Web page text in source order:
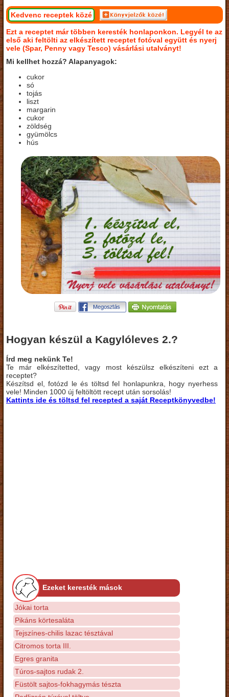
Kedvenc receptek közé
Ezt a receptet már többen keresték honlaponkon. Legyél te az
első aki feltölti az elkészített receptet fotóval együtt és nyerj
vele (Spar, Penny vagy Tesco) vásárlási utalványt!
Mi kellhet hozzá? Alapanyagok:
cukor
só
tojás
liszt
margarin
cukor
zöldség
gyümölcs
hús
Hogyan készül a Kagylóleves 2.?
Írd meg nekünk Te!
Te már elkészítetted, vagy most készülsz elkészíteni ezt a
receptet?
Készítsd el, fotózd le és töltsd fel honlapunkra, hogy nyerhess
vele! Minden 1000 új feltöltött recept után sorsolás!
Kattints ide és töltsd fel recepted a saját Receptkönyvedbe!
Ezeket keresték mások
Jókai torta
Pikáns körtesaláta
Tejszínes-chilis lazac tésztával
Citromos torta III.
Egres granita
Túros-sajtos rudak 2.
Füstölt sajtos-fokhagymás tészta